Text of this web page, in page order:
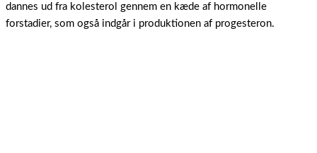
dannes ud fra kolesterol gennem en kæde af hormonelle
forstadier, som også indgår i produktionen af progesteron.